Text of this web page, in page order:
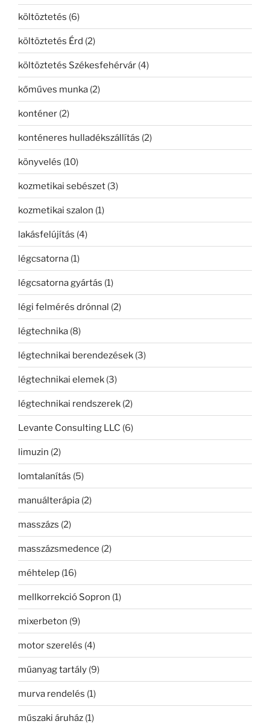
költöztetés (6)
költöztetés Érd (2)
költöztetés Székesfehérvár (4)
kőműves munka (2)
konténer (2)
konténeres hulladékszállítás (2)
könyvelés (10)
kozmetikai sebészet (3)
kozmetikai szalon (1)
lakásfelújítás (4)
légcsatorna (1)
légcsatorna gyártás (1)
légi felmérés drónnal (2)
légtechnika (8)
légtechnikai berendezések (3)
légtechnikai elemek (3)
légtechnikai rendszerek (2)
Levante Consulting LLC (6)
limuzin (2)
lomtalanítás (5)
manuálterápia (2)
masszázs (2)
masszázsmedence (2)
méhtelep (16)
mellkorrekció Sopron (1)
mixerbeton (9)
motor szerelés (4)
műanyag tartály (9)
murva rendelés (1)
műszaki áruház (1)